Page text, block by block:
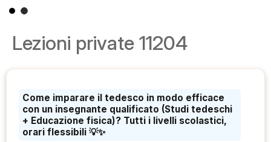
Lezioni private 11204
Come imparare il tedesco in modo efficace
con un insegnante qualificato (Studi tedeschi
+ Educazione fisica)? Tutti i livelli scolastici,
orari flessibili 💡✨